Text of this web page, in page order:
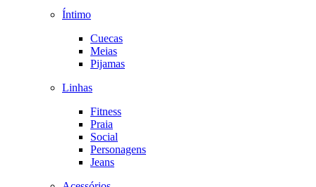
Íntimo
Cuecas
Meias
Pijamas
Linhas
Fitness
Praia
Social
Personagens
Jeans